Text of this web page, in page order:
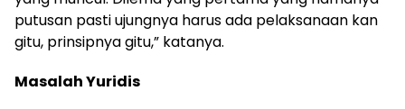
putusan pasti ujungnya harus ada pelaksanaan kan
gitu, prinsipnya gitu,” katanya.
Masalah Yuridis